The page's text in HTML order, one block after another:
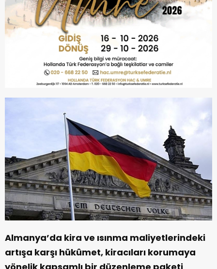
Almanya’da kira ve ısınma maliyetlerindeki
artışa karşı hükûmet, kiracıları korumaya